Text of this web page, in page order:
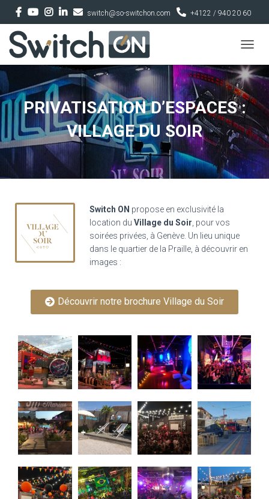
switch@so-switchon.com +4122 / 940 20 60
É
P
L
I
R
L
A
V
O
PRIVATISATION D’ESPACES :
VILLAGE DU SOIR
Switch ON propose en exclusivité la
location du Village du Soir , pour vos
soirées privées, à Genève. Un lieu unique
dans le quartier de la Praille, à découvrir en
images :
Découvrir notre brochure Village du Soir